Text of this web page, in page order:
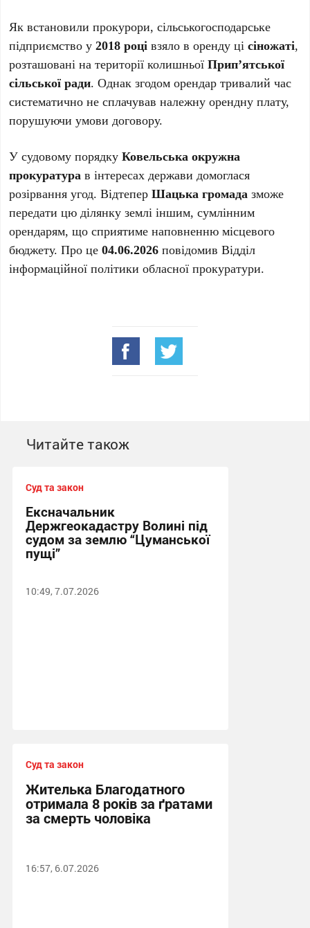
Як встановили прокурори, сільськогосподарське
підприємство у2018 році взяло в оренду цісіножаті,
розташовані на території колишньоїПрип’ятської
сільської ради. Однак згодом орендар тривалий час
систематично не сплачував належну орендну плату,
порушуючи умови договору.
У судовому порядкуКовельська окружна
прокуратура в інтересах держави домоглася
розірвання угод. ВідтеперШацька громада зможе
передати цю ділянку землі іншим, сумлінним
орендарям, що сприятиме наповненню місцевого
бюджету. Про це04.06.2026 повідомив Відділ
інформаційної політики обласної прокуратури.
Читайте також
Суд та закон
Ексначальник
Держгеокадастру Волині під
судом за землю “Цуманської
пущі”
10:49, 7.07.2026
Суд та закон
Жителька Благодатного
отримала 8 років за ґратами
за смерть чоловіка
16:57, 6.07.2026